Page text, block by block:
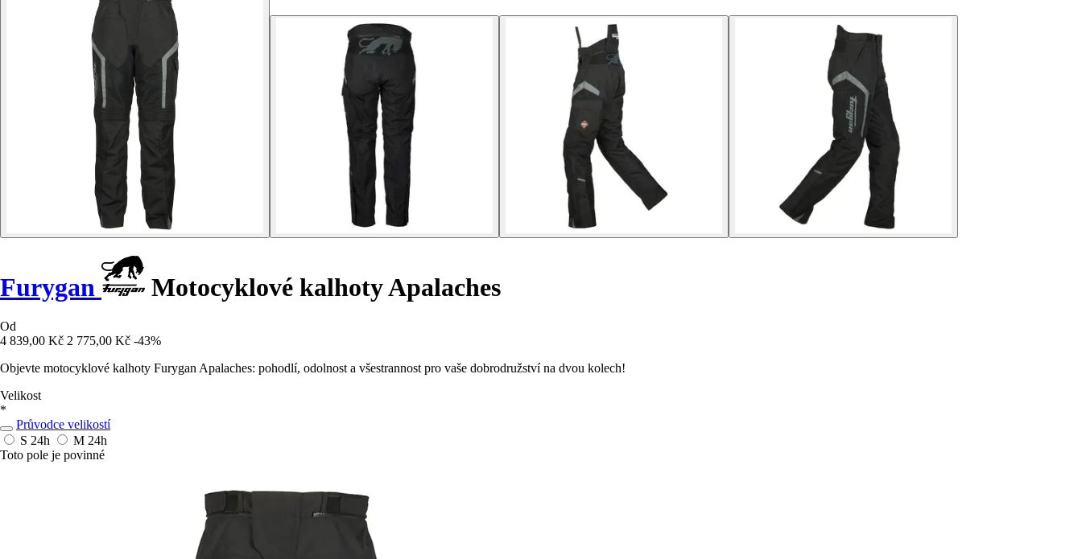
Furygan Motocyklové kalhoty Apalaches
Od
4 839,00 Kč 2 775,00 Kč -43%
Objevte motocyklové kalhoty Furygan Apalaches: pohodlí, odolnost a všestrannost pro vaše dobrodružství na dvou kolech!
Velikost
*
Průvodce velikostí
S 24h M 24h
Toto pole je povinné